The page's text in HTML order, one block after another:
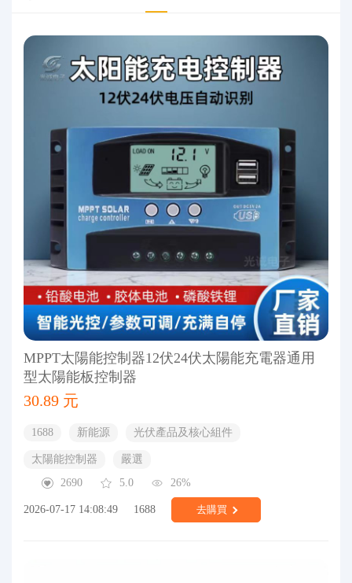
MPPT太陽能控制器12伏24伏太陽能充電器通用
型太陽能板控制器
30.89 元
1688 新能源 光伏產品及核心組件
太陽能控制器
嚴選
2690
5.0 26%
2026-07-17 14:08:49 1688 去購買